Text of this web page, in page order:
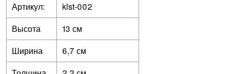
Артикул:
klst-002
Высота
13 см
Ширина
6,7 см